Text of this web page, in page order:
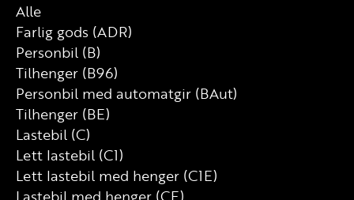
Alle
Farlig gods (ADR)
Personbil (B)
Tilhenger (B96)
Personbil med automatgir (BAut)
Tilhenger (BE)
Lastebil (C)
Lett lastebil (C1)
Lett lastebil med henger (C1E)